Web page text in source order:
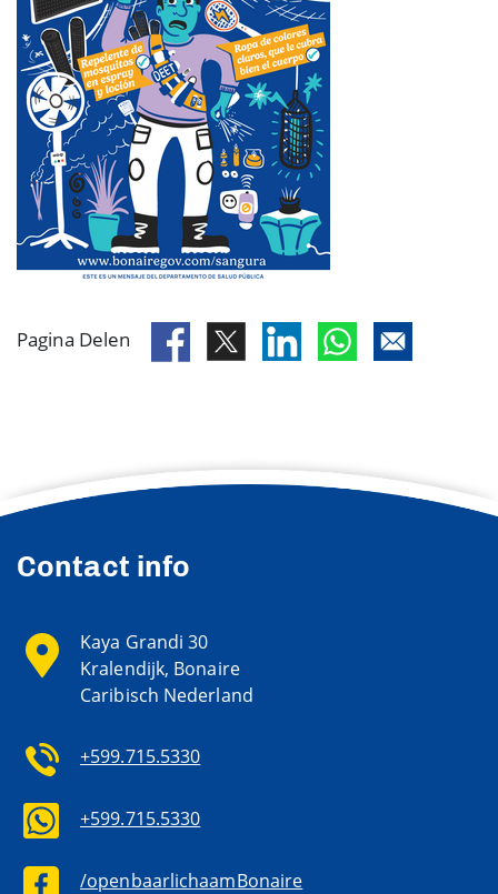
Pagina Delen
Contact info
Kaya Grandi 30
Kralendijk, Bonaire
Caribisch Nederland
+599.715.5330
+599.715.5330
/openbaarlichaamBonaire